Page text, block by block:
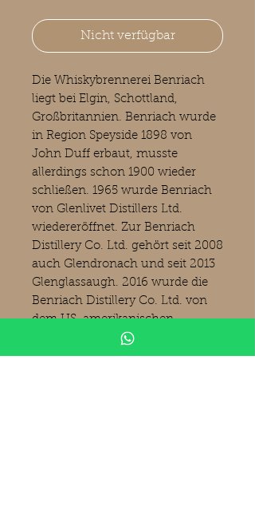
Nicht verfügbar
Die Whiskybrennerei Benriach
liegt bei Elgin, Schottland,
Großbritannien. Benriach wurde
in Region Speyside 1898 von
John Duff erbaut, musste
allerdings schon 1900 wieder
schließen. 1965 wurde Benriach
von Glenlivet Distillers Ltd.
wiedereröffnet. Zur Benriach
Distillery Co. Ltd. gehört seit 2008
auch Glendronach und seit 2013
Glenglassaugh. 2016 wurde die
Benriach Distillery Co. Ltd. von
dem US-amerikanischen
Konzern Brown-Forman
übernommen. Benriach